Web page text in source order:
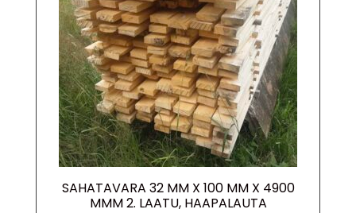
SAHATAVARA 32 MM X 100 MM X 4900
MMM 2. LAATU, HAAPALAUTA